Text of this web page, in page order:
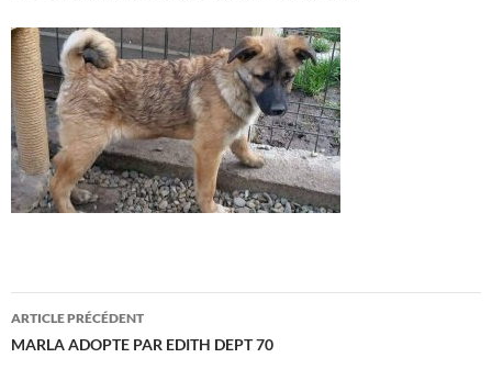
Navigation
des
ARTICLE PRÉCÉDENT
MARLA ADOPTE PAR EDITH DEPT 70